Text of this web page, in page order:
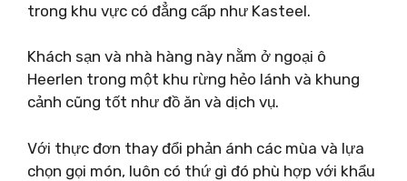
trong khu vực có đẳng cấp như Kasteel.
Khách sạn và nhà hàng này nằm ở ngoại ô
Heerlen trong một khu rừng hẻo lánh và khung
cảnh cũng tốt như đồ ăn và dịch vụ.
Với thực đơn thay đổi phản ánh các mùa và lựa
chọn gọi món, luôn có thứ gì đó phù hợp với khẩu